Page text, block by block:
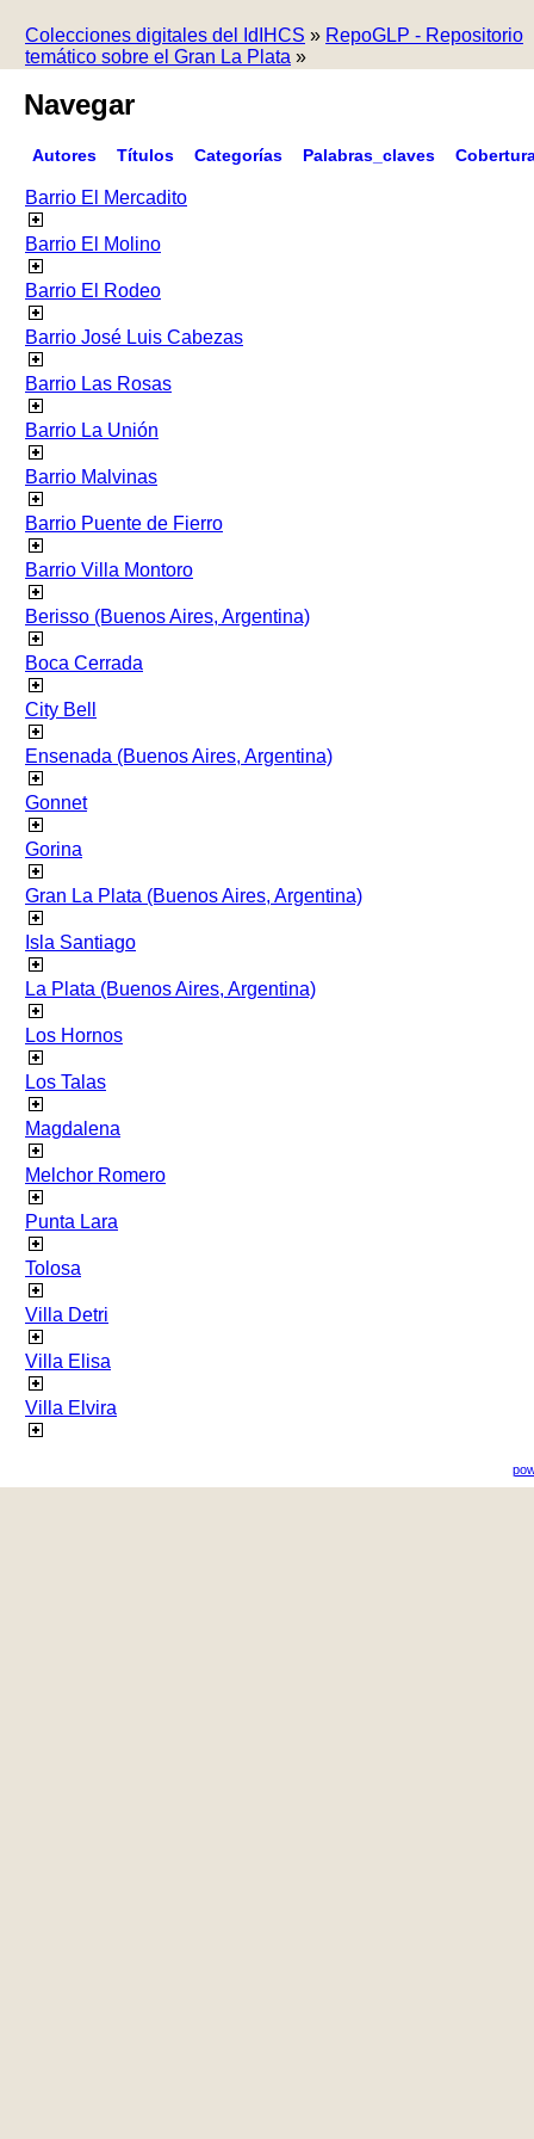
Colecciones digitales del IdIHCS » RepoGLP - Repositorio
temático sobre el Gran La Plata »
Navegar
Autores Títulos Categorías Palabras_claves
Barrio El Mercadito
Barrio El Molino
Barrio El Rodeo
Barrio José Luis Cabezas
Barrio Las Rosas
Barrio La Unión
Barrio Malvinas
Barrio Puente de Fierro
Barrio Villa Montoro
Berisso (Buenos Aires, Argentina)
Boca Cerrada
City Bell
Ensenada (Buenos Aires, Argentina)
Gonnet
Gorina
Gran La Plata (Buenos Aires, Argentina)
Isla Santiago
La Plata (Buenos Aires, Argentina)
Los Hornos
Los Talas
Magdalena
Melchor Romero
Punta Lara
Tolosa
Villa Detri
Villa Elisa
Villa Elvira